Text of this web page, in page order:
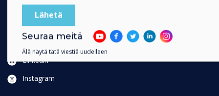
YouTube
Facebook
Twitter
Linkedin
Instagram
Seuraa meitä
Älä näytä tätä viestiä uudelleen